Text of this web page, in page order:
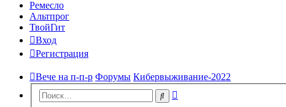
Ремесло
Альтпрог
ТвойГит
Вход
Регистрация
Вече на п-п-р Форумы Кибервыживание-2022
Поиск